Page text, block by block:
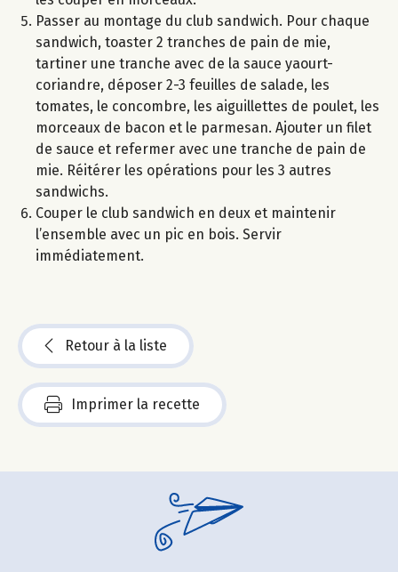
Passer au montage du club sandwich. Pour chaque
sandwich, toaster 2 tranches de pain de mie,
tartiner une tranche avec de la sauce yaourt-
coriandre, déposer 2-3 feuilles de salade, les
tomates, le concombre, les aiguillettes de poulet, les
morceaux de bacon et le parmesan. Ajouter un filet
de sauce et refermer avec une tranche de pain de
mie. Réitérer les opérations pour les 3 autres
sandwichs.
Couper le club sandwich en deux et maintenir
l’ensemble avec un pic en bois. Servir
immédiatement.
Retour à la liste
Imprimer la recette